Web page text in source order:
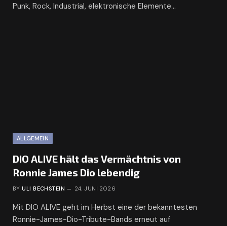
Punk, Rock, Industrial, elektronische Elemente…
ALLGEMEIN
DIO ALIVE hält das Vermächtnis von
Ronnie James Dio lebendig
BY ULI BECHSTEIN 24. JUNI 2026
Mit DIO ALIVE geht im Herbst eine der bekanntesten
Ronnie-James-Dio-Tribute-Bands erneut auf